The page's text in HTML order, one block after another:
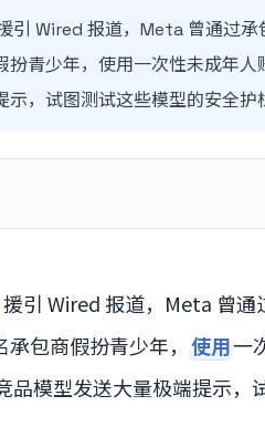
引 Wired 报道，Meta 曾通过
扮青少年，使用一次性未成年
，试图测试这些模型的安全护
援引 Wired 报道，Meta 曾
包商假扮青少年， 使用一
品模型发送大量极端提示，